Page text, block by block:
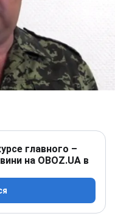
главного –
на OBOZ.UA в